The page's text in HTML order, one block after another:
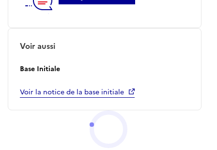
Voir aussi
Base Initiale
Voir la notice de la base initiale